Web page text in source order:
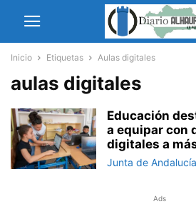
Inicio Etiquetas Aulas digitales
aulas digitales
Educación
a equipar con
digitales a
Junta de Andalucía
Ads